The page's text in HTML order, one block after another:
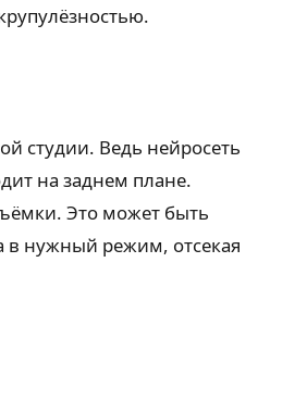
студии. Ведь нейросеть
на заднем плане.
Это может быть
в нужный режим, отсекая